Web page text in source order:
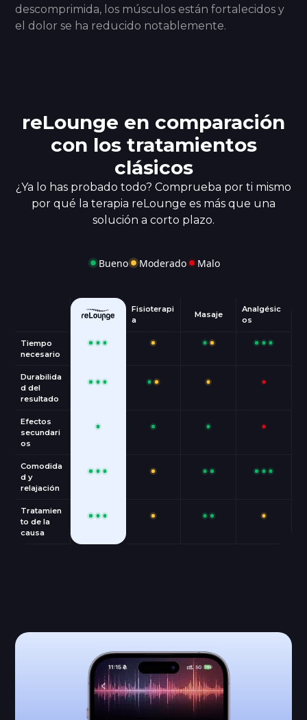
descomprimida, los músculos están fortalecidos y
el dolor se ha reducido notablemente.
reLounge en comparación
con los tratamientos
clásicos
¿Ya lo has probado todo? Comprueba por ti mismo
por qué la terapia reLounge es más que una
solución a corto plazo.
Bueno Moderado Malo
Fisioterapi
a
Masaje
Analgésic
os
Tiempo
necesario
Durabilida
d del
resultado
Efectos
secundari
os
Comodida
d y
relajación
Tratamien
to de la
causa